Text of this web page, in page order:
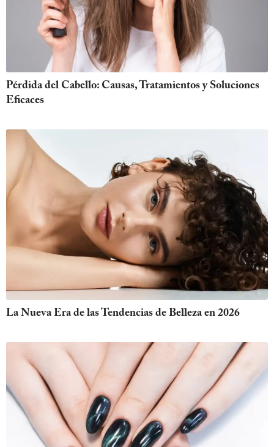
Pérdida del Cabello: Causas, Tratamientos y Soluciones
Eficaces
La Nueva Era de las Tendencias de Belleza en 2026